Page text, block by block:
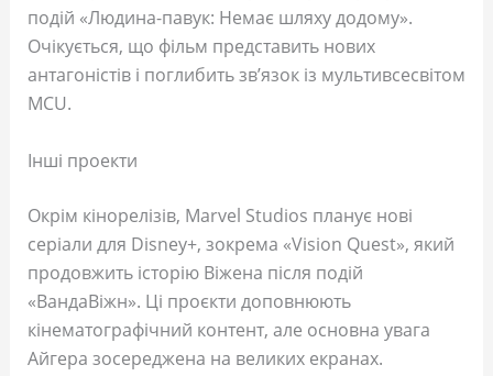
подій «Людина-павук: Немає шляху додому».
Очікується, що фільм представить нових
антагоністів і поглибить зв’язок із мультивсесвітом
MCU.
Інші проекти
Окрім кінорелізів, Marvel Studios планує нові
серіали для Disney+, зокрема «Vision Quest», який
продовжить історію Віжена після подій
«ВандаВіжн». Ці проєкти доповнюють
кінематографічний контент, але основна увага
Айгера зосереджена на великих екранах.